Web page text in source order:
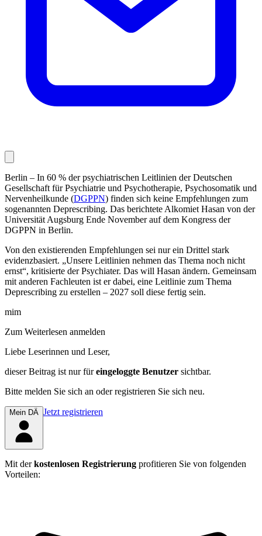
Berlin – In 60 % der psychiatrischen Leitlinien der Deutschen
Gesellschaft für Psychiatrie und Psychotherapie, Psychosomatik und
Nervenheilkunde (DGPPN) finden sich keine Empfehlungen zum
sogenannten Deprescribing. Das berichtete Alkomiet Hasan von der
Universität Augsburg Ende November auf dem Kongress der
DGPPN in Berlin.
Von den existierenden Empfehlungen sei nur ein Drittel stark
evidenzbasiert. „Unsere Leitlinien nehmen das Thema noch nicht
ernst“, kritisierte der Psychiater. Das will Hasan ändern. Gemeinsam
mit anderen Fachleuten ist er dabei, eine Leitlinie zum Thema
Deprescribing zu erstellen – 2027 soll diese fertig sein.
mim
Zum Weiterlesen anmelden
Liebe Leserinnen und Leser,
dieser Beitrag ist nur füreingeloggte Benutzer sichtbar.
Bitte melden Sie sich an oder registrieren Sie sich neu.
Mein DÄ Jetzt registrieren
Mit derkostenlosen Registrierung profitieren Sie von folgenden
Vorteilen: